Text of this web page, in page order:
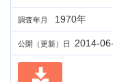
調査年月 1970年
公開（更新）日 2014-